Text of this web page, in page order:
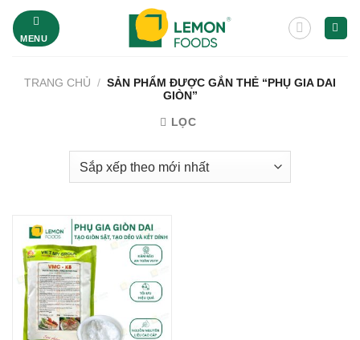
qua
MENU
TRANG CHỦ / SẢN PHẨM ĐƯỢC GẮN THẺ “PHỤ GIA DAI
GIÒN”
LỌC